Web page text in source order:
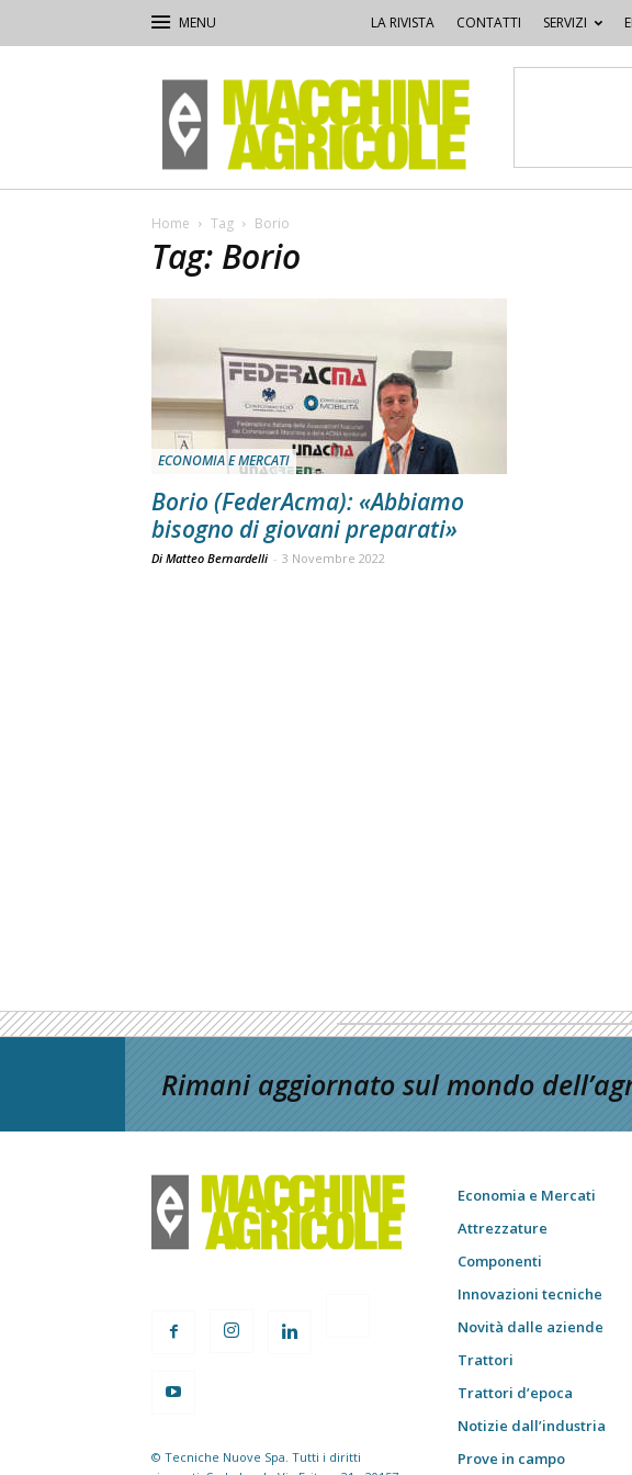
LA RIVISTA CONTATTI SERVIZI
Macchine
Agricole
Home Tag Borio
Tag: Borio
ECONOMIA E MERCATI
Borio (FederAcma): «Abbiamo
bisogno di giovani preparati»
Di Matteo Bernardelli - 3 Novembre 2022
Rimani aggiornato sul mondo
© Tecniche Nuove Spa. Tutti i diritti
Economia e Mercati
Attrezzature
Componenti
Innovazioni tecniche
Novità dalle aziende
Trattori
Trattori d’epoca
Notizie dall’industria
Prove in campo